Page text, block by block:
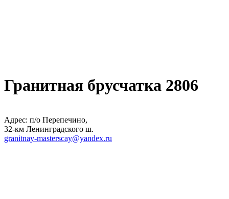
Гранитная брусчатка 2806
Адрес: п/о Перепечино,
32-км Ленинградского ш.
granitnay-masterscay@yandex.ru